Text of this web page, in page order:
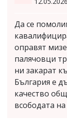
Да се
оправят
палячовци
ни закарат
България е
качество
всободата